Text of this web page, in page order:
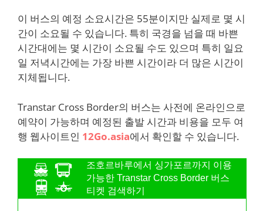
이 버스의 예정 소요시간은 55분이지만 실제로 몇 시
간이 소요될 수 있습니다. 특히 국경을 넘을 때 바쁜
시간대에는 몇 시간이 소요될 수도 있으며 특히 일요
일 저녁시간에는 가장 바쁜 시간이라 더 많은 시간이
지체됩니다.
Transtar Cross Border의 버스는 사전에 온라인으로
예약이 가능하며 예정된 출발 시간과 비용을 모두 여
행 웹사이트인 12Go.asia에서 확인할 수 있습니다.
조호르바루에서 싱가포르까지 이용
가능한 Transtar Cross Border 버스
티켓 검색하기